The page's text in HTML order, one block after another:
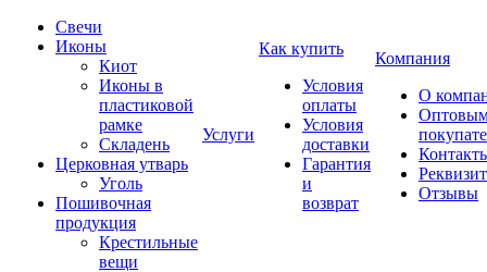
Свечи
Иконы
Киот
Иконы в
пластиковой
рамке
Складень
Церковная утварь
Уголь
Пошивочная
продукция
Крестильные
вещи
Услуги
Как купить
Условия
оплаты
Условия
доставки
Гарантия
и
возврат
Компания
О
Отзывы